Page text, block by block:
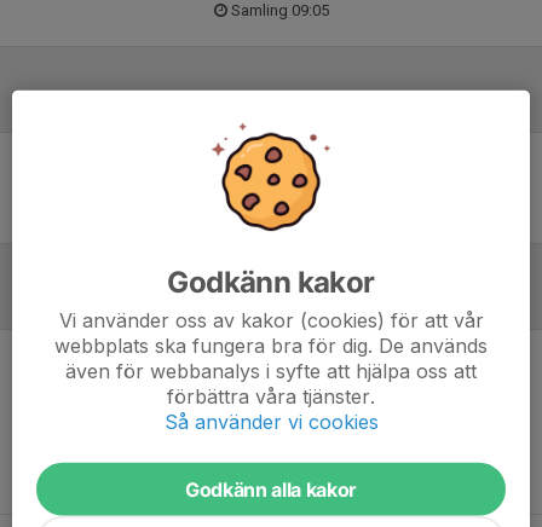
Samling 09:05
Ingen uppställning ifylld
Inget referat skrivet
Godkänn kakor
Vi använder oss av kakor (cookies) för att vår
webbplats ska fungera bra för dig. De används
även för webbanalys i syfte att hjälpa oss att
förbättra våra tjänster.
Så använder vi cookies
Godkänn alla kakor